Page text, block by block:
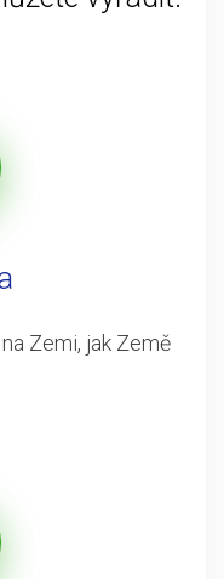
Zemi, jak Země